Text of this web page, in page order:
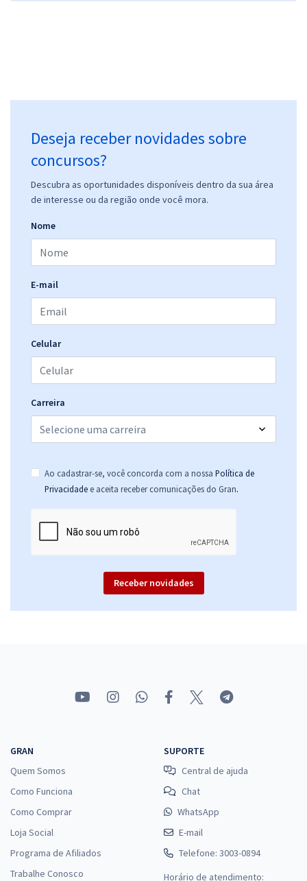
Deseja receber novidades sobre
concursos?
Descubra as oportunidades disponíveis dentro da sua área
de interesse ou da região onde você mora.
Nome
E-mail
Celular
Carreira
Ao cadastrar-se, você concorda com a nossa Política de
Privacidade e aceita receber comunicações do Gran.
Receber novidades
GRAN
Quem Somos
Como Funciona
Como Comprar
Loja Social
Programa de Afiliados
Trabalhe Conosco
SUPORTE
Central de ajuda
Chat
WhatsApp
E-mail
Telefone: 3003-0894
Horário de atendimento: